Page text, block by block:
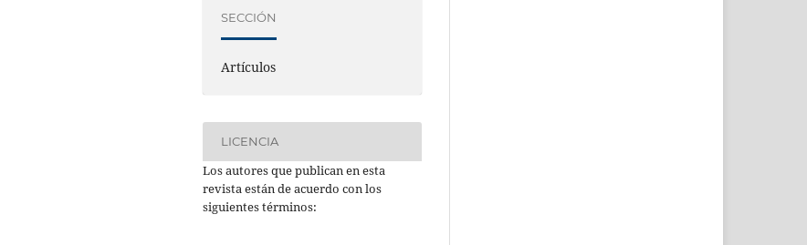
SECCIÓN
Artículos
LICENCIA
Los autores que publican en esta
revista están de acuerdo con los
siguientes términos: